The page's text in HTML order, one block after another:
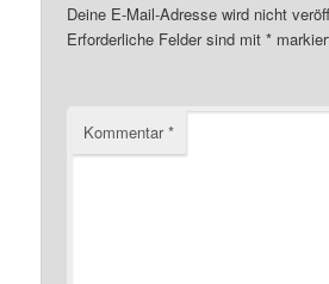
Deine E-Mail-Adresse wird nicht
Erforderliche Felder sind mit*
Kommentar*